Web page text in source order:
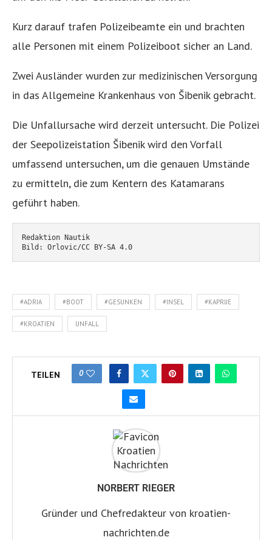
Kurz darauf trafen Polizeibeamte ein und brachten
alle Personen mit einem Polizeiboot sicher an Land.
Zwei Ausländer wurden zur medizinischen Versorgung
in das Allgemeine Krankenhaus von Šibenik gebracht.
Die Unfallursache wird derzeit untersucht. Die Polizei
der Seepolizeistation Šibenik wird den Vorfall
umfassend untersuchen, um die genauen Umstände
zu ermitteln, die zum Kentern des Katamarans
geführt haben.
Redaktion Nautik
Bild: Orlovic/CC BY-SA 4.0
#ADRIA #BOOT #GESUNKEN #INSEL #KAPRIJE
#KROATIEN UNFALL
TEILEN 0
NORBERT RIEGER
Gründer und Chefredakteur von kroatien-
nachrichten.de